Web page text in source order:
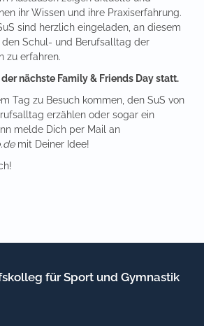
ihr Wissen und ihre Praxiserfahrung.
sind herzlich eingeladen, an diesem
Schul- und Berufsalltag der
zu erfahren.
nächste Family & Friends Day statt.
Tag zu Besuch kommen, den SuS von
erzählen oder sogar ein
melde Dich per Mail an
mit Deiner Idee!
für Sport und Gymnastik